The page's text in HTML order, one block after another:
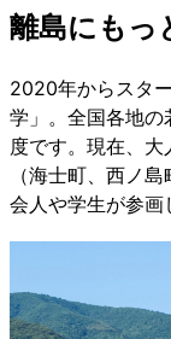
離島にもっ
2020年からスタ
学」。全国各地
度です。現在、
（海士町、西ノ
会人や学生が参画